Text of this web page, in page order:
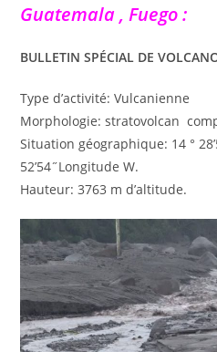
Guatemala , Fuego :
BULLETIN SPÉCIAL DE
Type d’activité: Vulcanienne
Morphologie: stratovolcan
Situation géographique: 14 °
52’54˝Longitude W.
Hauteur: 3763 m d’altitude.